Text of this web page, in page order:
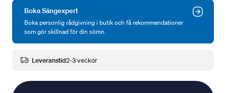
Boka Sängexpert
Boka personlig rådgivning i butik och få rekommendationer
som gör skillnad för din sömn.
Leveranstid2-3 veckor